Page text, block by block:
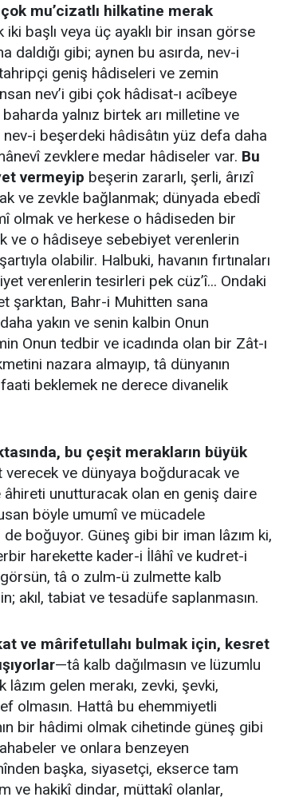
çok mu’cizatlı hilkatine merak
başlı veya üç ayaklı bir insan görse
daldığı gibi; aynen bu asırda, nev-i
geniş hâdiseleri ve zemin
nev’i gibi çok hâdisat-ı acîbeye
yalnız birtek arı milletine ve
i beşerdeki hâdisâtın yüz defa daha
zevklere medar hâdiseler var. Bu
vermeyip beşerin zararlı, şerli, ârızî
ve zevkle bağlanmak; dünyada ebedî
olmak ve herkese o hâdiseden bir
ve o hâdiseye sebebiyet verenlerin
olabilir. Halbuki, havanın fırtınaları
verenlerin tesirleri pek cüz’î... Ondaki
şarktan, Bahr-i Muhitten sana
yakın ve senin kalbin Onun
Onun tedbir ve icadında olan bir Zât-ı
nazara almayıp, tâ dünyanın
beklemek ne derece divanelik
bu çeşit merakların büyük
verecek ve dünyaya boğduracak ve
unutturacak olan en geniş daire
böyle umumî ve mücadele
boğuyor. Güneş gibi bir iman lâzım ki,
harekette kader-i İlâhî ve kudret-i
tâ o zulm-ü zulmette kalb
akıl, tabiat ve tesadüfe saplanmasın.
ve mârifetullahı bulmak için, kesret
—tâ kalb dağılmasın ve lüzumlu
gelen merakı, zevki, şevki,
olmasın. Hattâ bu ehemmiyetli
bir hâdimi olmak cihetinde güneş gibi
ve onlara benzeyen
başka, siyasetçi, ekserce tam
ve hakikî dindar, müttakî olanlar,